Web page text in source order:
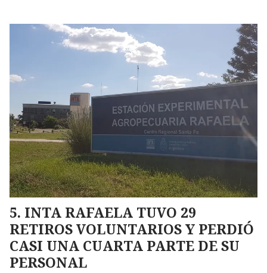
INTA RAFAELA TUVO 29
RETIROS VOLUNTARIOS Y PERDIÓ
CASI UNA CUARTA PARTE DE SU
PERSONAL